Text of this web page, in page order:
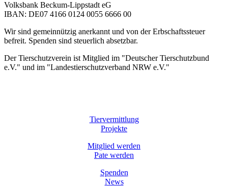
Volksbank Beckum-Lippstadt eG
IBAN: DE07 4166 0124 0055 6666 00
Wir sind gemeinnützig anerkannt und von der Erbschaftssteuer
befreit. Spenden sind steuerlich absetzbar.
Der Tierschutzverein ist Mitglied im "Deutscher Tierschutzbund
e.V." und im "Landestierschutzverband NRW e.V."
Tiervermittlung
Projekte
Mitglied werden
Pate werden
Spenden
News